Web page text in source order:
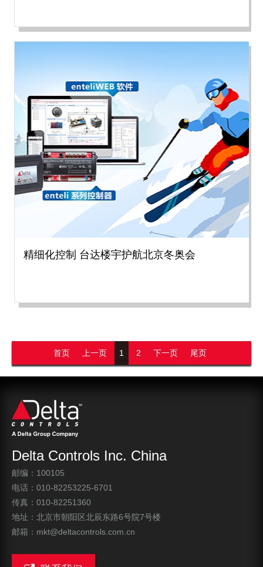
精细化控制 台达楼宇护航北京冬奥会
首页 上一页 1 2 下一页 尾页
Delta Controls Inc. China
邮编：100105
电话：010-82253225-6701
传真：010-82251360
地址：北京市朝阳区北辰东路6号院7号楼
邮箱：mkt@deltacontrols.com.cn